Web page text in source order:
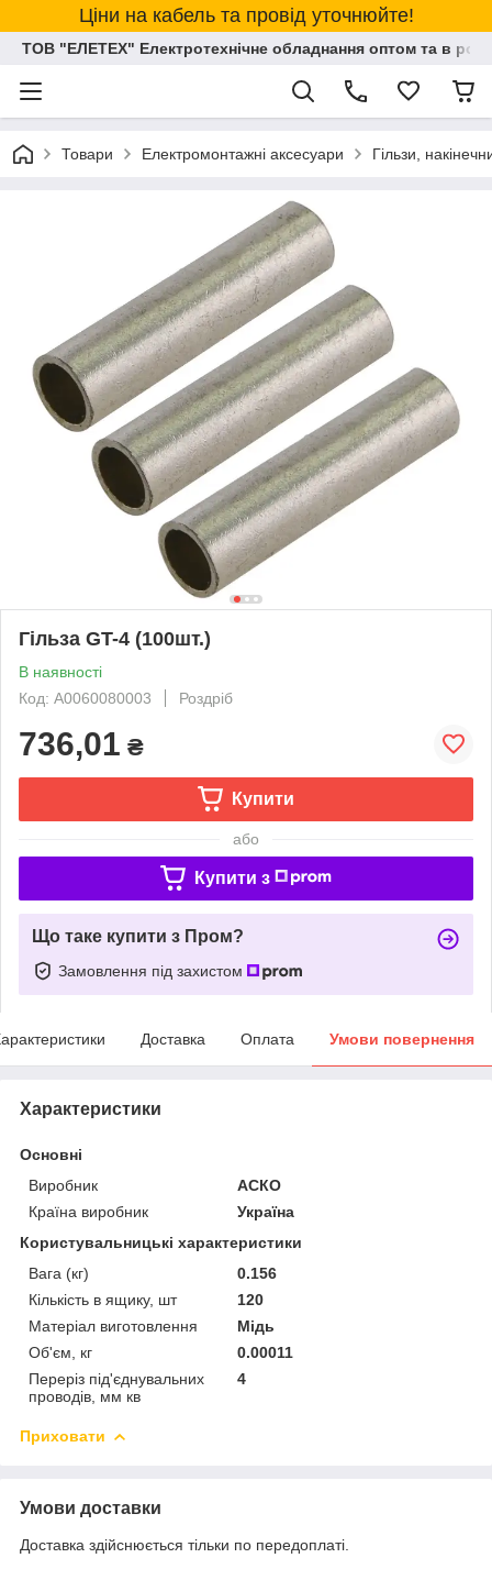
Ціни на кабель та провід уточнюйте!
ТОВ "ЕЛЕТЕХ" Електротехнічне обладнання оптом та в
Товари Електромонтажні аксесуари Гільзи,
Гільза GT-4 (100шт.)
В наявності
Код: A0060080003
Роздріб
736,01 ₴
Купити
або
Купити з
Що таке купити з Пром?
Замовлення під захистом
Доставка Оплата Умови повернення
Характеристики
Основні
Виробник
АСКО
Країна виробник
Україна
Користувальницькі характеристики
Вага (кг)
0.156
Кількість в ящику, шт
120
Матеріал виготовлення
Мідь
Об'єм, кг
0.00011
Переріз під'єднувальних
проводів, мм кв
4
Приховати
Умови доставки
Доставка здійснюється тільки по передоплаті.